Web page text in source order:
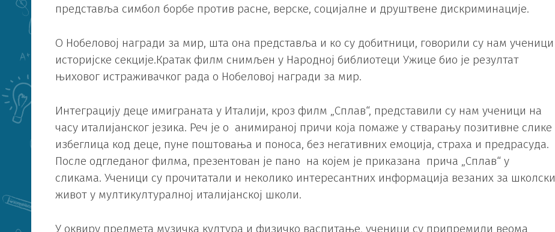
представља симбол борбе против расне, верске, социјалне и друштвене дискриминације.
О Нобеловој награди за мир, шта она представља и ко су добитници, говорили су нам ученици
историјске секције.Кратак филм снимљен у Народној библиотеци Ужице био је резултат
њиховог истраживачког рада о Нобеловој награди за мир.
Интеграцију деце имиграната у Италији, кроз филм „Сплав“, представили су нам ученици на
часу италијанског језика. Реч је о анимираној причи која помаже у стварању позитивне слике
избеглица код деце, пуне поштовања и поноса, без негативних емоција, страха и предрасуда.
После одгледаног филма, презентован је пано на којем је приказана прича „Сплав“ у
сликама. Ученици су прочитатали и неколико интересантних информација везаних за школски
живот у мултикултуралној италијанској школи.
У оквиру предмета музичка култура и физичко васпитање, ученици су припремили веома